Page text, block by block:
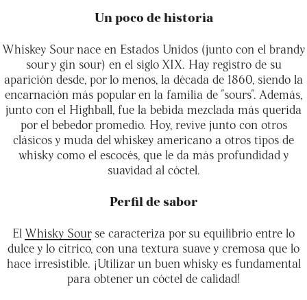
Un poco de historia
Whiskey Sour nace en Estados Unidos (junto con el brandy
sour y gin sour) en el siglo XIX. Hay registro de su
aparición desde, por lo menos, la década de 1860, siendo la
encarnación más popular en la familia de "sours". Además,
junto con el Highball, fue la bebida mezclada más querida
por el bebedor promedio. Hoy, revive junto con otros
clásicos y muda del whiskey americano a otros tipos de
whisky como el escocés, que le da más profundidad y
suavidad al cóctel.
Perfil de sabor
El Whisky Sourse caracteriza por su equilibrio entre lo
dulce y lo cítrico, con una textura suave y cremosa que lo
hace irresistible. ¡Utilizar un buen whisky es fundamental
para obtener un cóctel de calidad!